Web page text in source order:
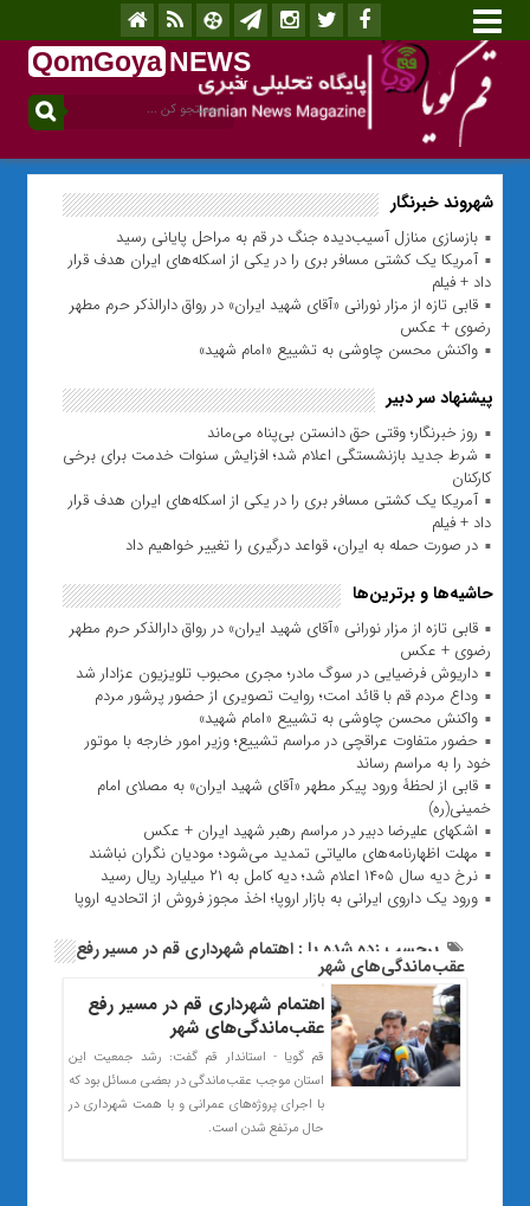
QomGoya NEWS
.ir
شهروند خبرنگار
بازسازی منازل آسیب‌دیده جنگ در قم به مراحل پایانی رسید
آمریکا یک کشتی مسافر بری را در یکی از اسکله‌های ایران هدف قرار
داد + فیلم
قابی تازه از مزار نورانی «آقای شهید ایران» در رواق دارالذکر حرم مطهر
رضوی + عکس
واکنش محسن چاوشی به تشییع «امام شهید»
پیشنهاد سر دبیر
روز خبرنگار؛ وقتی حق دانستن بی‌پناه می‌ماند
شرط جدید بازنشستگی اعلام شد؛ افزایش سنوات خدمت برای برخی
کارکنان
آمریکا یک کشتی مسافر بری را در یکی از اسکله‌های ایران هدف قرار
داد + فیلم
در صورت حمله به ایران، قواعد درگیری را تغییر خواهیم داد
حاشیه‌ها و برترین‌ها
قابی تازه از مزار نورانی «آقای شهید ایران» در رواق دارالذکر حرم مطهر
رضوی + عکس
داریوش فرضیایی در سوگ مادر؛ مجری محبوب تلویزیون عزادار شد
وداع مردم قم با قائد امت؛ روایت تصویری از حضور پرشور مردم
واکنش محسن چاوشی به تشییع «امام شهید»
حضور متفاوت عراقچی در مراسم تشییع؛ وزیر امور خارجه با موتور
خود را به مراسم رساند
قابی از لحظۀ ورود پیکر مطهر «آقای شهید ایران» به مصلای امام
خمینی(ره)
اشکهای علیرضا دبیر در مراسم رهبر شهید ایران + عکس
مهلت اظهارنامه‌های مالیاتی تمدید می‌شود؛ مودیان نگران نباشند
نرخ دیه سال ۱۴۰۵ اعلام شد؛ دیه کامل به ۲۱ میلیارد ریال رسید
ورود یک داروی ایرانی به بازار اروپا؛ اخذ مجوز فروش از اتحادیه اروپا
برچسب زده شده با : اهتمام شهرداری قم در مسیر رفع
عقب‌ماندگی‌های شهر
اهتمام شهرداری قم در مسیر رفع
عقب‌ماندگی‌های شهر
قم گویا - استاندار قم گفت: رشد جمعیت این
استان موجب عقب‌ماندگی در بعضی مسائل بود که
با اجرای پروژه‌های عمرانی و با همت شهرداری در
حال مرتفع شدن است.